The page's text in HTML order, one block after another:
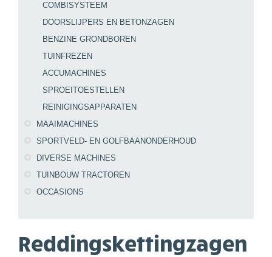
COMBISYSTEEM
DOORSLIJPERS EN BETONZAGEN
BENZINE GRONDBOREN
TUINFREZEN
ACCUMACHINES
SPROEITOESTELLEN
REINIGINGSAPPARATEN
MAAIMACHINES
SPORTVELD- EN GOLFBAANONDERHOUD
DIVERSE MACHINES
TUINBOUW TRACTOREN
OCCASIONS
Reddingskettingzagen